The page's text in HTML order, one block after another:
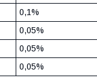
0,1%
0,05%
0,05%
0,05%